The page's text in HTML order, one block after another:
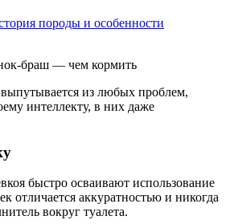
породы и особенности
браш — чем кормить
из любых проблем,
интеллекту, в них даже
быстро осваивают использование
отличается аккуратностью и никогда
вокруг туалета.